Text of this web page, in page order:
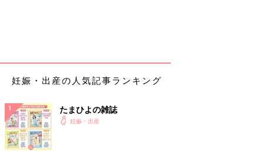
妊娠・出産の人気記事ランキング
たまひよの雑誌
妊娠・出産